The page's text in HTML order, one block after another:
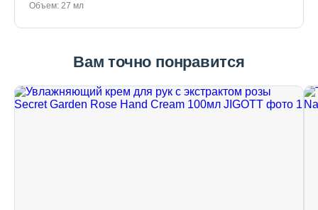
Объем: 27 мл
Вам точно понравится